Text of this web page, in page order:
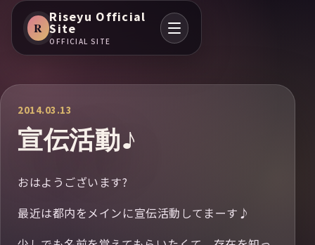
R
Riseyu Official
Site
OFFICIAL SITE
2014.03.13
宣伝活動♪
おはようございます?
最近は都内をメインに宣伝活動してまーす♪